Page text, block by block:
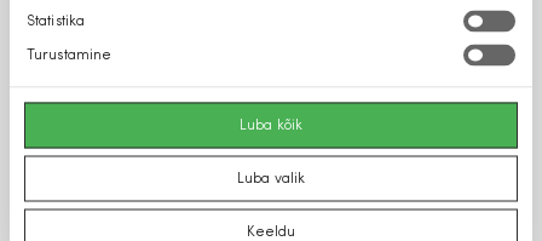
Statistika
Turustamine
Luba kõik
Luba valik
Keeldu